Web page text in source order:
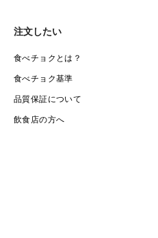
注文したい
食べチョクとは？
食べチョク基準
品質保証について
飲食店の方へ